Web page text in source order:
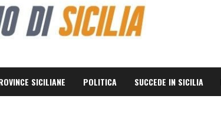
SICILIANE POLITICA SUCCEDE IN SICILIA